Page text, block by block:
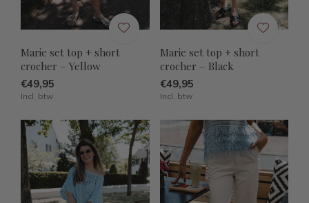
Marie set top + short
crocher – Yellow
€49,95
Incl. btw
Marie set top + short
crocher – Black
€49,95
Incl. btw